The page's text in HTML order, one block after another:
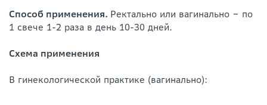
Способ применения. Ректально или вагинально ‒ по
1 свече 1-2 раза в день 10-30 дней.
Схема применения
В гинекологической практике (вагинально):